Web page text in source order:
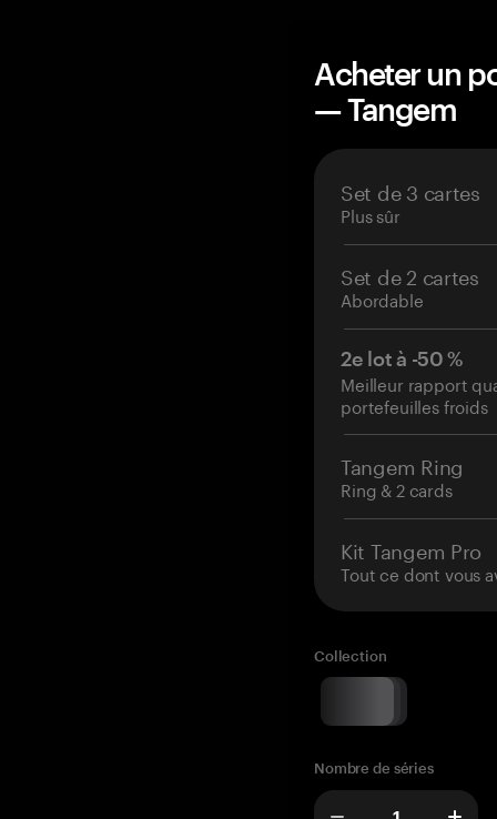
Acheter un
— Tangem
Set de 3 cartes
Plus sûr
Set de 2 cartes
Abordable
2e lot à -50 %
Meilleur rapport
portefeuilles froids
Tangem Ring
Ring & 2 cards
Kit Tangem Pro
Tout ce dont vous
Collection
Nombre de séries